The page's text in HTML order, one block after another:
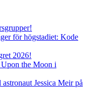
för högstadiet: Kode
2026!
the Moon i
Jessica Meir på